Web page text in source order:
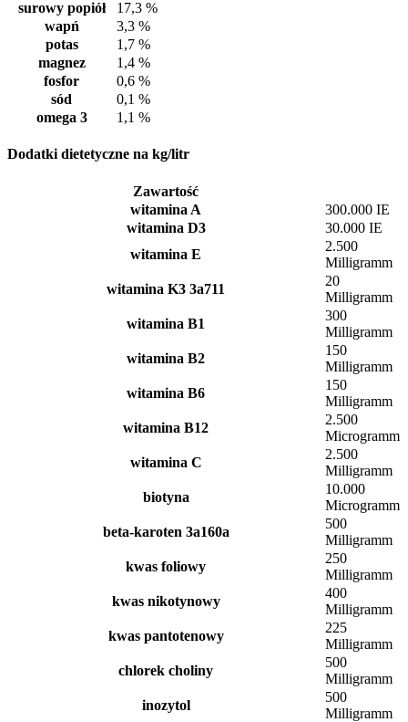
surowy popiół
17,3 %
wapń
3,3 %
potas
1,7 %
magnez
1,4 %
fosfor
0,6 %
sód
0,1 %
omega 3
1,1 %
Dodatki dietetyczne na kg/litr
Zawartość
witamina A
300.000 IE
witamina D3
30.000 IE
witamina E
2.500
Milligramm
witamina K3 3a711
20
Milligramm
witamina B1
300
Milligramm
witamina B2
150
Milligramm
witamina B6
150
Milligramm
witamina B12
2.500
Microgramm
witamina C
2.500
Milligramm
biotyna
10.000
Microgramm
beta-karoten 3a160a
500
Milligramm
kwas foliowy
250
Milligramm
kwas nikotynowy
400
Milligramm
kwas pantotenowy
225
Milligramm
chlorek choliny
500
Milligramm
inozytol
500
Milligramm